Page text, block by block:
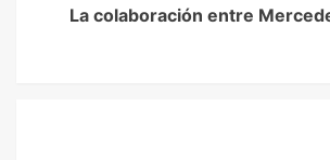
La colaboración entre